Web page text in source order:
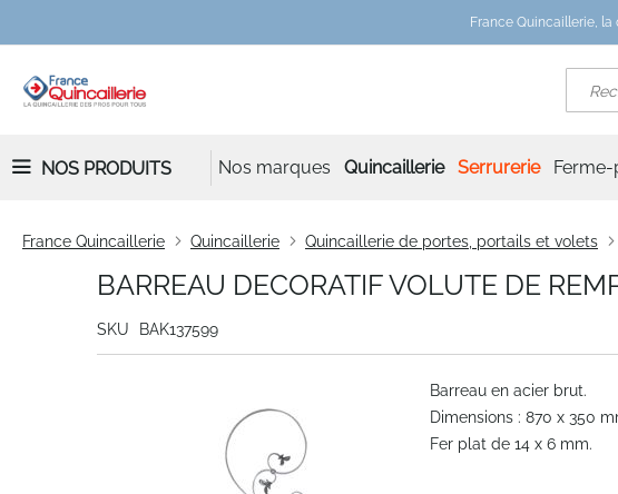
France Quincaillerie,
NOS PRODUITS Nos marques Quincaillerie Serrurerie
France Quincaillerie Quincaillerie Quincaillerie de portes, portails et volets
BARREAU DECORATIF VOLUTE DE
SKU BAK137599
Barreau en acier brut.
Dimensions : 870 x 350
Fer plat de 14 x 6 mm.